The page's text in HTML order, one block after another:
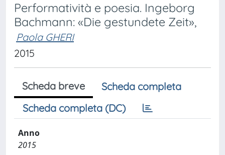
Performatività e poesia. Ingeborg
Bachmann: «Die gestundete Zeit»,
Paola GHERI
2015
Scheda breve
Scheda completa
Scheda completa (DC)
Anno
2015